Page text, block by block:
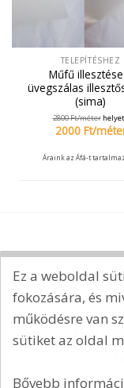
TELEPÍTÉSHEZ
Műfű
üvegszálas
(sima)
2800Ft/méter
2000 Ft/
Áraink az Áfá-t
Ez a weboldal
fokozására, és
működésre van
sütiket az oldal
Bővebb